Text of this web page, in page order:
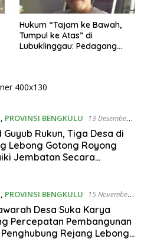
Hukum “Tajam ke Bawah,
Tumpul ke Atas” di
Lubuklinggau: Pedagang
, PROVINSI BENGKULU
13 Desember
Guyub Rukun, Tiga Desa di
Lebong Gotong Royong
Jembatan Secara
, PROVINSI BENGKULU
15 November
Desa Suka Karya
Percepatan Pembangunan
Rejang Lebong-